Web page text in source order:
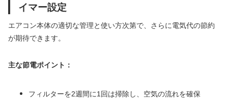
イマー設定
エアコン本体の適切な管理と使い方次第で、さらに電気代の節約
が期待できます。
主な節電ポイント：
フィルターを2週間に1回は掃除し、空気の流れを確保